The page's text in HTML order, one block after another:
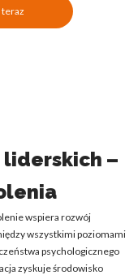
teraz
–
wspiera rozwój
wszystkimi poziomami
psychologicznego
zyskuje środowisko